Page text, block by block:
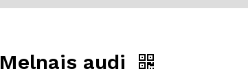
Melnais audi